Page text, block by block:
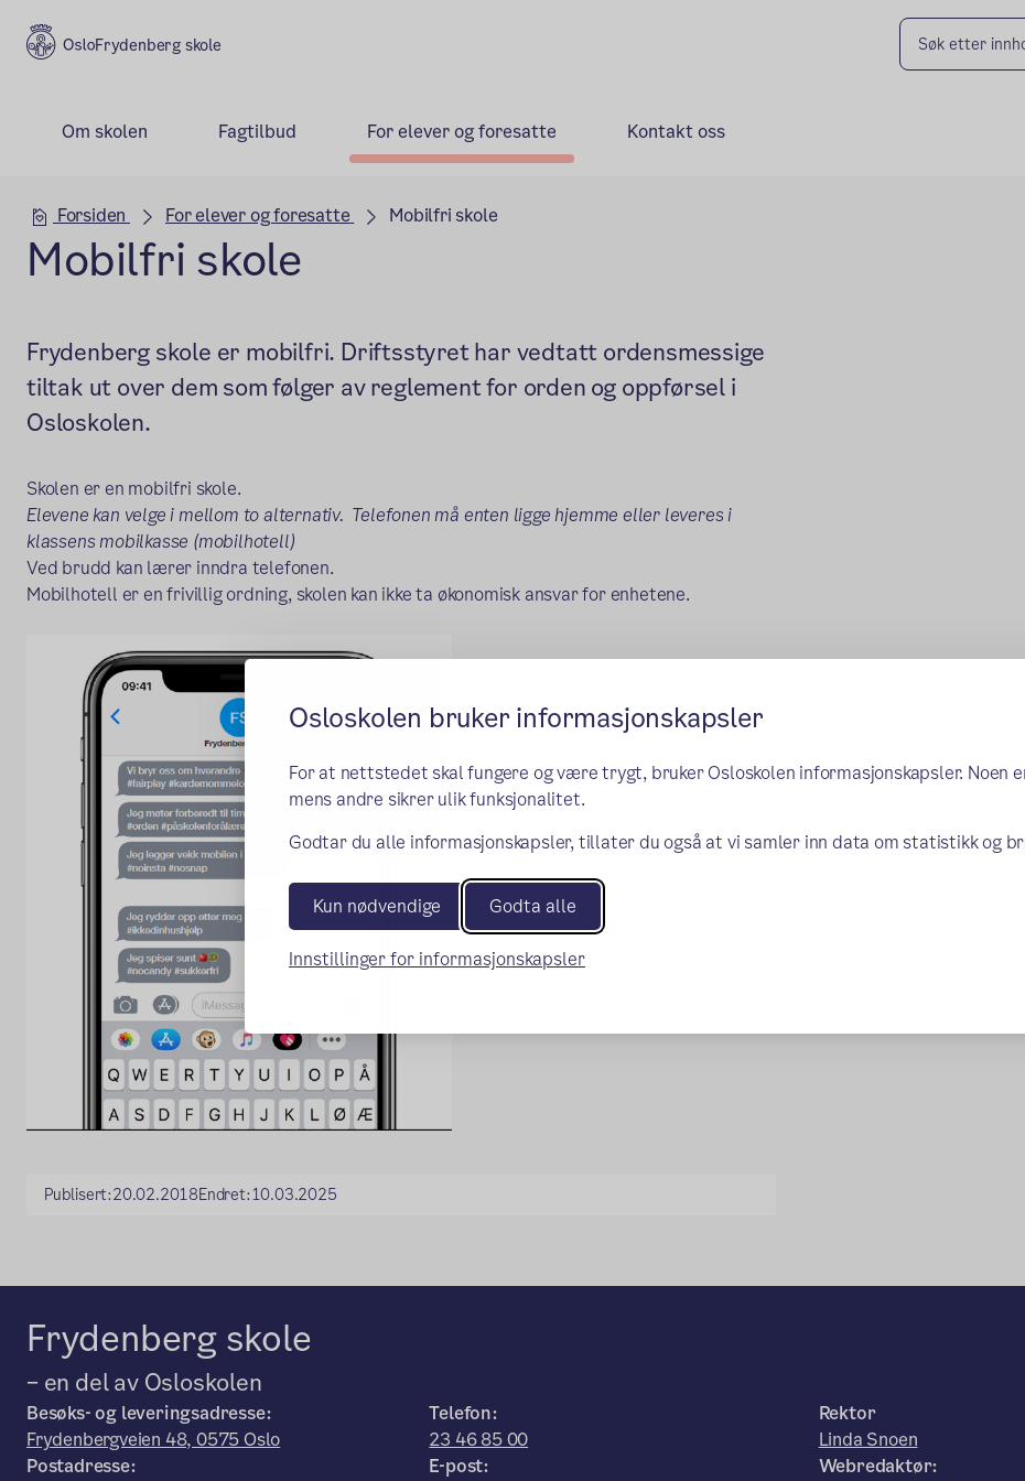
Osloskolen bruker informasjonskapsler
For at nettstedet skal fungere og være trygt, bruker Osloskolen informasjonskapsler. Noen
mens andre sikrer ulik funksjonalitet.
Godtar du alle informasjonskapsler, tillater du også at vi samler inn data om statistikk og
Kun nødvendige Godta alle
Innstillinger for informasjonskapsler
Frydenberg skole
Om skolen Fagtilbud For elever og foresatte Kontakt oss
Hovedseksjon
Forsiden For elever og foresatte Mobilfri skole
Mobilfri skole
Frydenberg skole er mobilfri. Driftsstyret har vedtatt ordensmessige
tiltak ut over dem som følger av reglement for orden og oppførsel i
Osloskolen.
Skolen er en mobilfri skole.
Elevene kan velge i mellom to alternativ. Telefonen må enten ligge hjemme eller leveres i
klassens mobilkasse (mobilhotell)
Ved brudd kan lærer inndra telefonen.
Mobilhotell er en frivillig ordning, skolen kan ikke ta økonomisk ansvar for enhetene.
Publisert:20.02.2018Endret:10.03.2025
Frydenberg skole
– en del av Osloskolen
Besøks- og leveringsadresse:
Frydenbergveien 48, 0575 Oslo
Postadresse:
Telefon:
23 46 85 00
E-post:
Rektor
Linda Snoen
Webredaktør: